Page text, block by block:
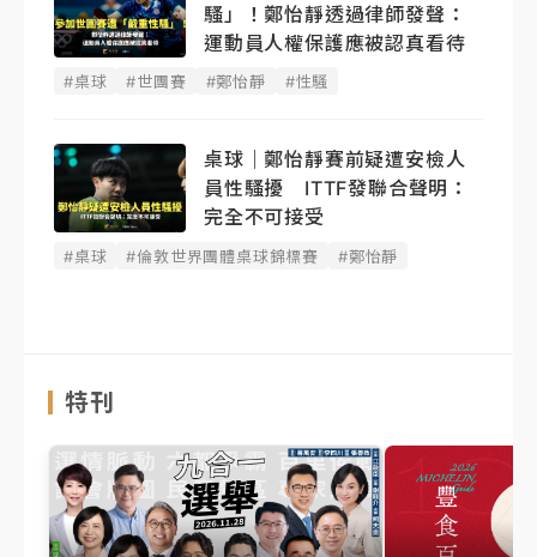
騷」！鄭怡靜透過律師發聲：
運動員人權保護應被認真看待
#桌球 #世團賽 #鄭怡靜 #性騷
桌球｜鄭怡靜賽前疑遭安檢人
員性騷擾 ITTF發聯合聲明：
完全不可接受
#桌球 #倫敦世界團體桌球錦標賽 #鄭怡靜
特刊